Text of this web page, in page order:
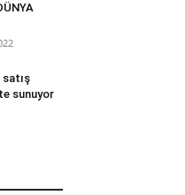
satış
sunuyor